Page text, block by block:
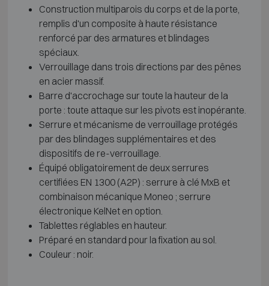
Construction multiparois du corps et de la porte,
remplis d'un composite à haute résistance
renforcé par des armatures et blindages
spéciaux.
Verrouillage dans trois directions par des pênes
en acier massif.
Barre d'accrochage sur toute la hauteur de la
porte : toute attaque sur les pivots est inopérante.
Serrure et mécanisme de verrouillage protégés
par des blindages supplémentaires et des
dispositifs de re-verrouillage.
Équipé obligatoirement de deux serrures
certifiées EN 1300 (A2P) : serrure à clé MxB et
combinaison mécanique Moneo ; serrure
électronique KelNet en option.
Tablettes réglables en hauteur.
Préparé en standard pour la fixation au sol.
Couleur : noir.